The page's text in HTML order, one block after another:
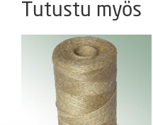
Tutustu myös